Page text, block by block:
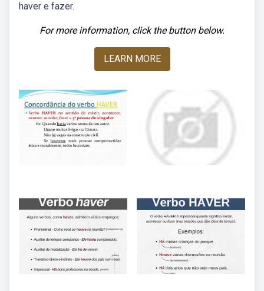
haver e fazer.
For more information, click the button below.
LEARN MORE